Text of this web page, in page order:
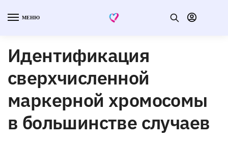
МЕНЮ
Идентификация
сверхчисленной
маркерной хромосомы
в большинстве случаев